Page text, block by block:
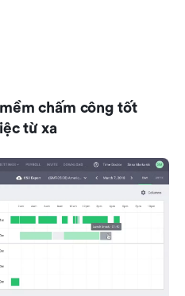
chấm công tốt
từ xa